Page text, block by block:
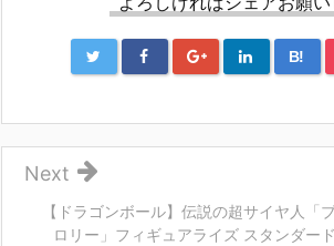
B!
【ドラゴンボール】伝説の超サイヤ人「
ロリー」フィギュアライズ スタンダード
Next